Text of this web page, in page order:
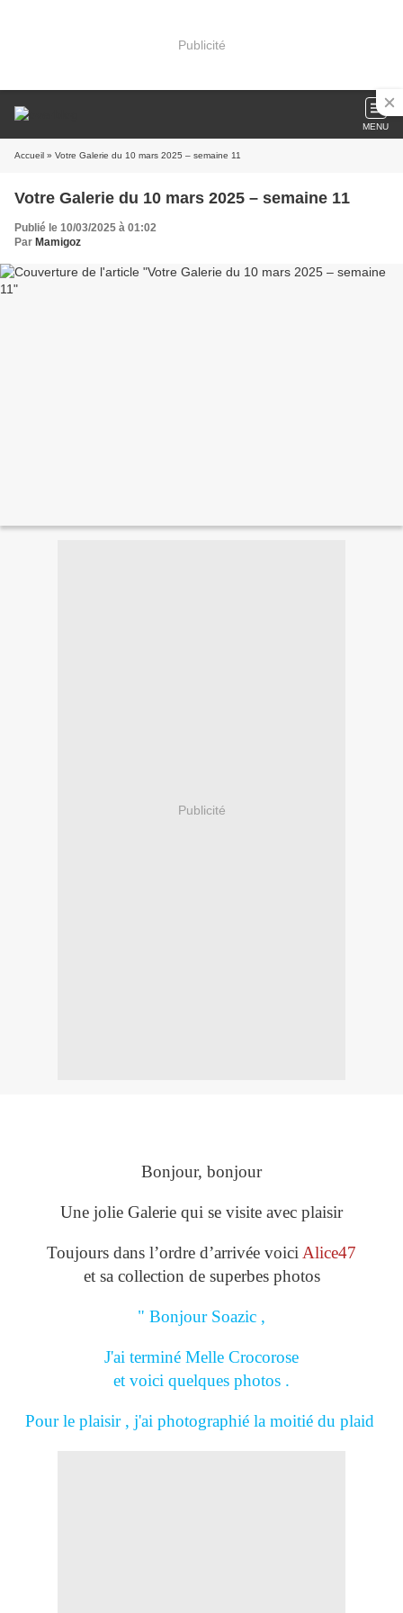
Publicité
MENU
Accueil » Votre Galerie du 10 mars 2025 – semaine 11
Votre Galerie du 10 mars 2025 – semaine 11
Publié le 10/03/2025 à 01:02
Par Mamigoz
Publicité
Bonjour, bonjour
Une jolie Galerie qui se visite avec plaisir
Toujours dans l’ordre d’arrivée voici Alice47
et sa collection de superbes photos
" Bonjour Soazic ,
J'ai terminé Melle Crocorose
et voici quelques photos .
Pour le plaisir , j'ai photographié la moitié du plaid